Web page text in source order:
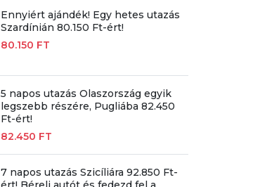
Ennyiért ajándék! Egy hetes utazás
Szardínián 80.150 Ft-ért!
80.150 FT
5 napos utazás Olaszország egyik
legszebb részére, Pugliába 82.450
Ft-ért!
82.450 FT
7 napos utazás Szicíliára 92.850 Ft-